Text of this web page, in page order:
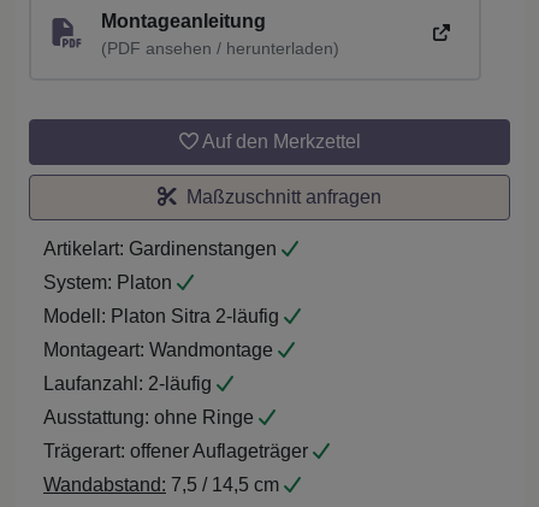
Montageanleitung
(PDF ansehen / herunterladen)
Auf den Merkzettel
Maßzuschnitt anfragen
Artikelart: Gardinenstangen
System: Platon
Modell: Platon Sitra 2-läufig
Montageart: Wandmontage
Laufanzahl: 2-läufig
Ausstattung: ohne Ringe
Trägerart: offener Auflageträger
Wandabstand: 7,5 / 14,5 cm